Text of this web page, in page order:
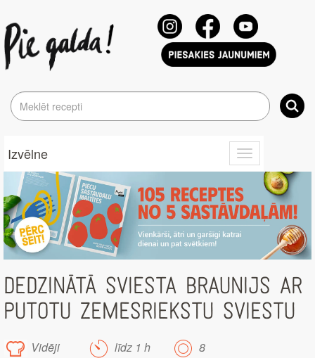
Toggle
navigation
Izvēlne
DEDZINĀTĀ SVIESTA BRAUNIJS AR
PUTOTU ZEMESRIEKSTU SVIESTU
Vidēji
līdz 1 h
8